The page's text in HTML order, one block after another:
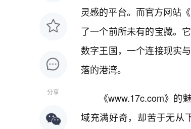
分享
灵感的平台。而官方网站
了一个前所未有的宝藏。
数字王国，一个连接现实
落的港湾。
《www.17c.com》的
域充满好奇，却苦于无从